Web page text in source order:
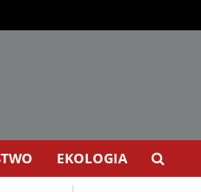
EKOLOGIA